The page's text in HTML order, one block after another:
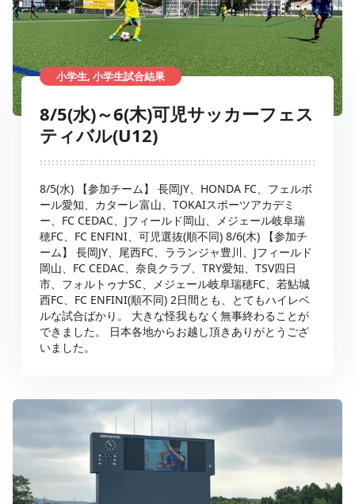
小学生, 小学生試合結果
8/5(水)～6(木)可児サッカーフェス
ティバル(U12)
8/5(水) 【参加チーム】 長岡JY、HONDA FC、フェルボ
ール愛知、カターレ富山、TOKAIスポーツアカデミ
ー、FC CEDAC、Jフィールド岡山、メジェール岐阜瑞
穂FC、FC ENFINI、可児選抜(順不同) 8/6(木) 【参加チ
ーム】 長岡JY、尾西FC、ラランジャ豊川、Jフィールド
岡山、FC CEDAC、奈良クラブ、TRY愛知、TSV四日
市、フォルトゥナSC、メジェール岐阜瑞穂FC、若鮎城
西FC、FC ENFINI(順不同) 2日間とも、とてもハイレベ
ルな試合ばかり。 大きな怪我もなく無事終わることが
できました。 日本各地からお越し頂きありがとうござ
いました。